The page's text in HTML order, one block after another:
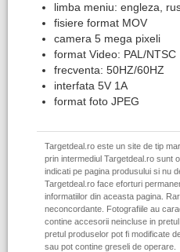
limba meniu: engleza,
fisiere format MOV
camera 5 mega pixeli
format Video: PAL/NTSC
frecventa: 50HZ/60HZ
interfata 5V 1A
format foto JPEG
Targetdeal.ro este un site de tip
prin intermediul Targetdeal.ro sunt
indicati pe pagina produsului si nu
Targetdeal.ro face eforturi
informatiilor din aceasta pagina.
neconcordante. Fotografiile au
contine accesorii neincluse in
pretul produselor pot fi modificate
sau pot contine greseli de operare.